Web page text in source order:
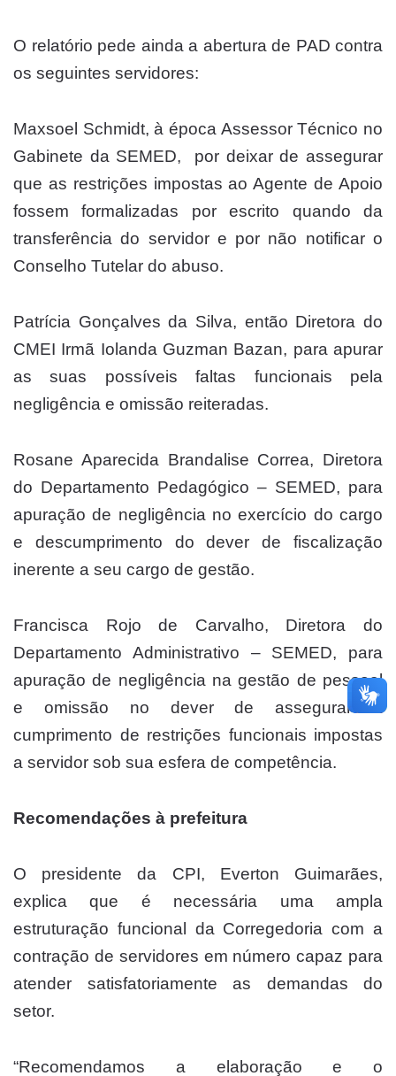
O relatório pede ainda a abertura de PAD contra
os seguintes servidores:
Maxsoel Schmidt, à época Assessor Técnico no
Gabinete da SEMED, por deixar de assegurar
que as restrições impostas ao Agente de Apoio
fossem formalizadas por escrito quando da
transferência do servidor e por não notificar o
Conselho Tutelar do abuso.
Patrícia Gonçalves da Silva, então Diretora do
CMEI Irmã Iolanda Guzman Bazan, para apurar
as suas possíveis faltas funcionais pela
negligência e omissão reiteradas.
Rosane Aparecida Brandalise Correa, Diretora
do Departamento Pedagógico – SEMED, para
apuração de negligência no exercício do cargo
e descumprimento do dever de fiscalização
inerente a seu cargo de gestão.
Francisca Rojo de Carvalho, Diretora do
Departamento Administrativo – SEMED, para
apuração de negligência na gestão de pessoal
e omissão no dever de assegurar o
cumprimento de restrições funcionais impostas
a servidor sob sua esfera de competência.
Recomendações à prefeitura
O presidente da CPI, Everton Guimarães,
explica que é necessária uma ampla
estruturação funcional da Corregedoria com a
contração de servidores em número capaz para
atender satisfatoriamente as demandas do
setor.
“Recomendamos a elaboração e o